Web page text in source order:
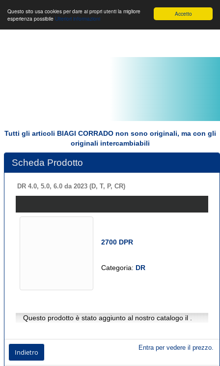
Accetto
Questo sito usa cookies per dare ai propri utenti la migliore
esperienza possibile Ulteriori informazioni
Toggle
navigation
Toggle
navigation
Toggle
Biagi Corrado s.r.l.
Tutti gli articoli BIAGI CORRADO non sono originali, ma con gli
originali intercambiabili
Scheda Prodotto
DR 4.0, 5.0, 6.0 da 2023 (D, T, P, CR)
2700 DPR
Categoria: DR
Questo prodotto è stato aggiunto al nostro catalogo il .
Indietro
Entra per vedere il prezzo.